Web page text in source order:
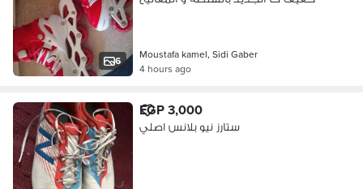
6
Moustafa kamel, Sidi Gaber
4 hours ago
EGP 3,000
ستارز نيو بلانس اصلي